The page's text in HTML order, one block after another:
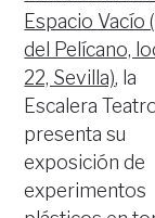
Espacio Vacío
del Pelícano,
22, Sevilla), la
Escalera
presenta su
exposición de
experimentos